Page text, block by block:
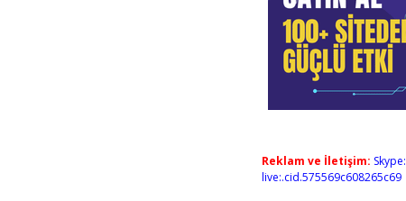
Reklam ve İletişim: Skype:
live:.cid.575569c608265c69